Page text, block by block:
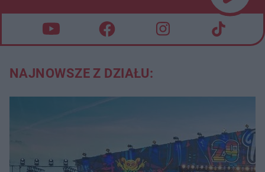
NAJNOWSZE Z DZIAŁU: